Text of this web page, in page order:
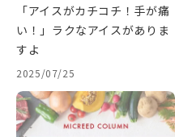
「アイスがカチコチ！手が痛
い！」ラクなアイスがありま
すよ
2025/07/25